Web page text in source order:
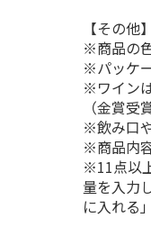
【その他】
※商品の
※パッケ
※ワイン
（金賞
※飲み口
※商品内
※11点以
量を入力
に入れる